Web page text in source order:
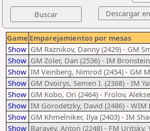
Game Emparejamientos por mesas
Show GM Raznikov, Danny (2429) - GM
Show GM Zoler, Dan (2536) - IM
Show IM Veinberg, Nimrod (2454) - GM
Show GM Dvoirys, Semen I. (2368) - IM
Show GM Kobo, Ori (2464) - Frolov,
Show IM Gorodetzky, David (2486) - WIM
Show GM Khmelniker, Ilya (2403) - IM
Show Barayev, Anton (2248) - FM Uritsky,